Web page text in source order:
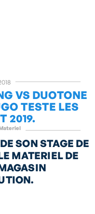
VS DUOTONE
TESTE LES
2019.
SON STAGE DE
MATERIEL DE